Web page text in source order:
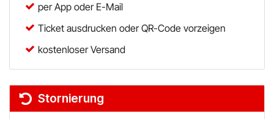
per App oder E-Mail
Ticket ausdrucken oder QR-Code vorzeigen
kostenloser Versand
Stornierung